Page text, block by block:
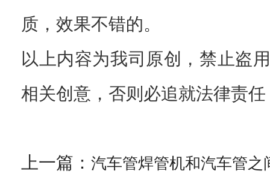
质，效果不错的。
以上内容为我司原创，禁止盗
相关创意，否则必追就法律责任
上一篇： 汽车管焊管机和汽车管之